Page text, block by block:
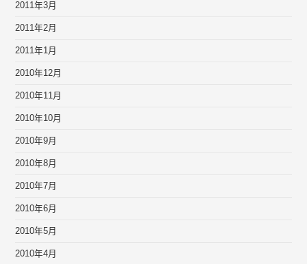
2011年3月
2011年2月
2011年1月
2010年12月
2010年11月
2010年10月
2010年9月
2010年8月
2010年7月
2010年6月
2010年5月
2010年4月